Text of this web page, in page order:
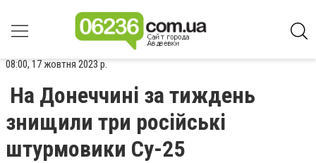
08:00, 17 жовтня 2023 р.
На Донеччині за тиждень
знищили три російські
штурмовики Су-25